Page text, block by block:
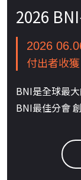
2026
2026
付出者收獲
BNI是全球最
BNI最佳分會